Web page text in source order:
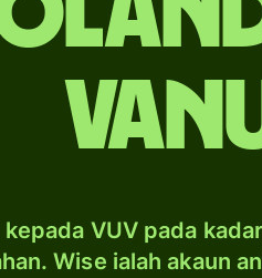
kepada VUV pada
Wise ialah akaun